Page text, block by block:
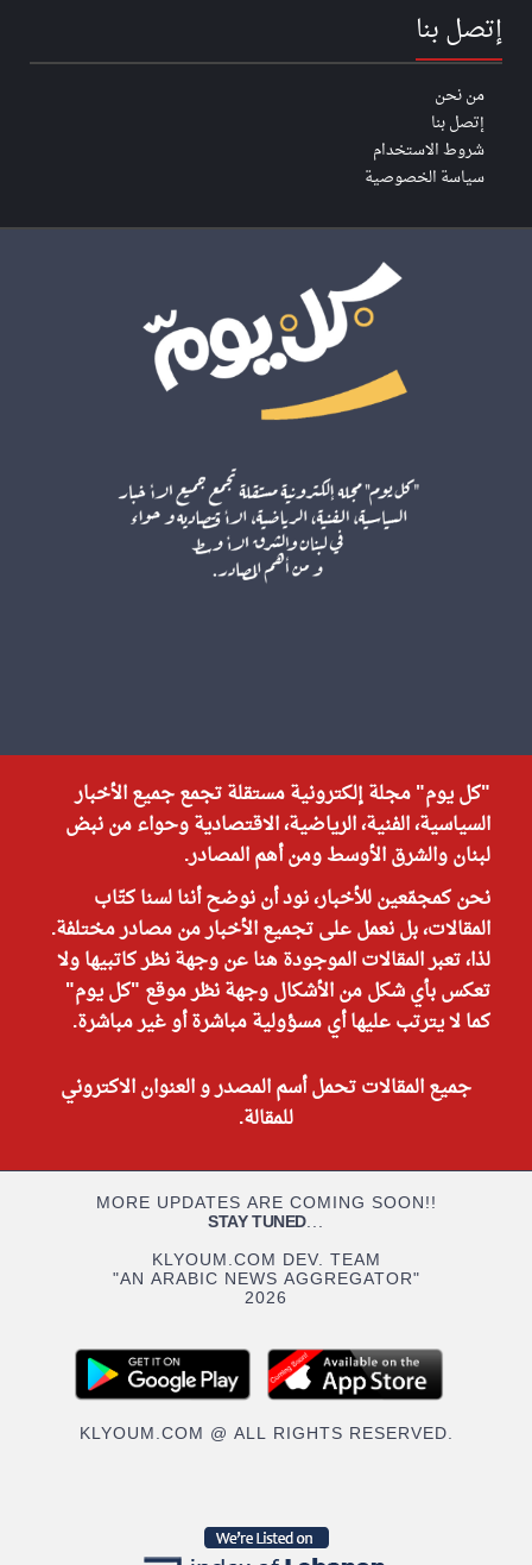
إتصل بنا
من نحن
إتصل بنا
شروط الاستخدام
سياسة الخصوصية
"كل يوم" مجلة إلكترونية مستقلة تجمع جميع الأخبار
السياسية، الفنية، الرياضية، الاقتصادية وحواء من نبض
لبنان والشرق الأوسط ومن أهم المصادر.
نحن كمجمّعين للأخبار، نود أن نوضح أننا لسنا كتّاب
المقالات، بل نعمل على تجميع الأخبار من مصادر مختلفة.
لذا، تعبر المقالات الموجودة هنا عن وجهة نظر كاتبيها ولا
تعكس بأي شكل من الأشكال وجهة نظر موقع "كل يوم"
كما لا يترتب عليها أي مسؤولية مباشرة أو غير مباشرة.
جميع المقالات تحمل أسم المصدر و العنوان الاكتروني
للمقالة.
MORE UPDATES ARE COMING SOON!!
STAY TUNED...
KLYOUM.COM DEV. TEAM
"AN ARABIC NEWS AGGREGATOR"
2026
KLYOUM.COM @ ALL RIGHTS RESERVED.